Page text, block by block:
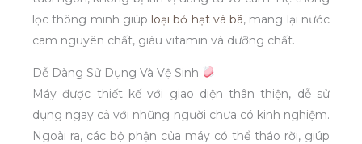
lọc thông minh giúp loại bỏ hạt và bã, mang lại nước
cam nguyên chất, giàu vitamin và dưỡng chất.
Dễ Dàng Sử Dụng Và Vệ Sinh
Máy được thiết kế với giao diện thân thiện, dễ sử
dụng ngay cả với những người chưa có kinh nghiệm.
Ngoài ra, các bộ phận của máy có thể tháo rời, giúp